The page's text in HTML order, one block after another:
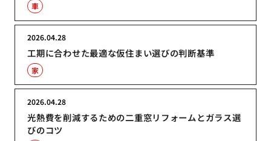
車
工期に合わせた最適な仮住まい選びの判断基準
2026.04.28
家
光熱費を削減するための二重窓リフォームとガラス選
びのコツ
2026.04.28